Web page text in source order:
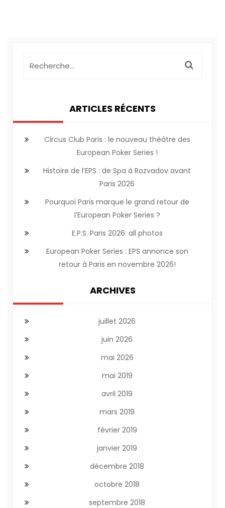
ARTICLES RÉCENTS
Circus Club Paris : le nouveau théâtre des
European Poker Series !
Histoire de l’EPS : de Spa à Rozvadov avant
Paris 2026
Pourquoi Paris marque le grand retour de
l’European Poker Series ?
E.P.S. Paris 2026: all photos
European Poker Series : EPS annonce son
retour à Paris en novembre 2026!
ARCHIVES
juillet 2026
juin 2026
mai 2026
mai 2019
avril 2019
mars 2019
février 2019
janvier 2019
décembre 2018
octobre 2018
septembre 2018